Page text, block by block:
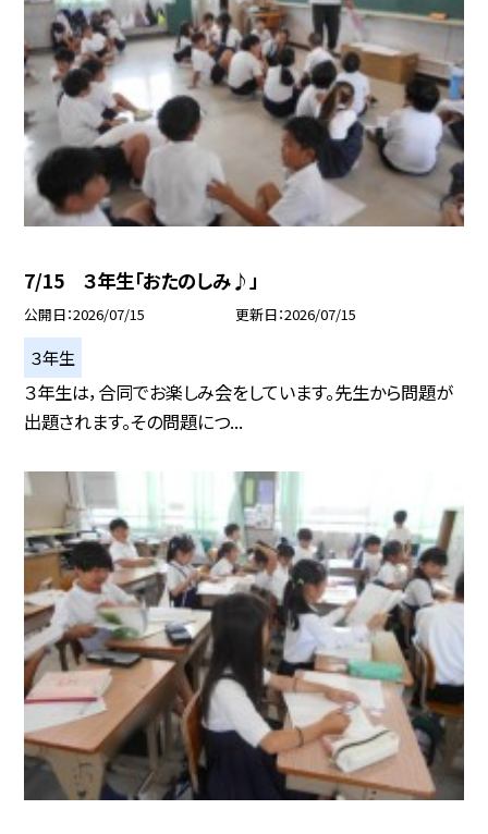
7/15 ３年生「おたのしみ♪」
公開日 2026/07/15 更新日 2026/07/15
３年生
３年生は，合同でお楽しみ会をしています。先生から問題が
出題されます。その問題につ...